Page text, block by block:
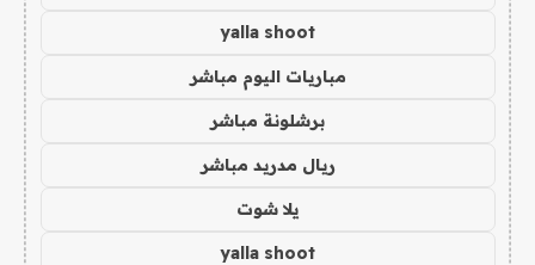
yalla shoot
مباريات اليوم مباشر
برشلونة مباشر
ريال مدريد مباشر
يلا شوت
yalla shoot